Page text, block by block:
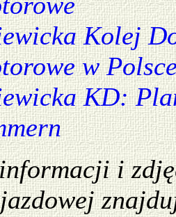
Kolej
w
KD:
i